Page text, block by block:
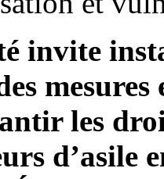
invite
les
d’asile